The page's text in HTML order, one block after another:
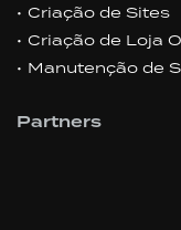
Criação de Sites
Criação de Loja
Manutenção de
Partners